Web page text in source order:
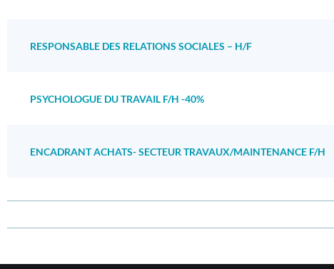
RESPONSABLE DES RELATIONS SOCIALES – H/F
PSYCHOLOGUE DU TRAVAIL F/H -40%
ENCADRANT ACHATS- SECTEUR TRAVAUX/MAINTENANCE F/H